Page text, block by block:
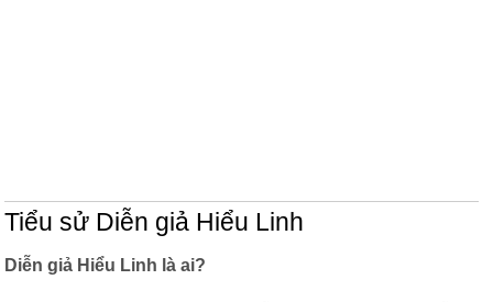
Tiểu sử Diễn giả Hiểu Linh
Diễn giả Hiểu Linh là ai?